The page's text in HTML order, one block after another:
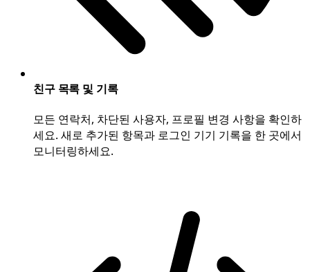
친구 목록 및 기록
모든 연락처, 차단된 사용자, 프로필 변경 사항을 확인하
세요. 새로 추가된 항목과 로그인 기기 기록을 한 곳에서
모니터링하세요.